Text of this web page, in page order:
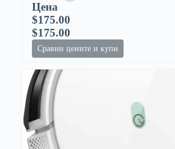
Цена
$175.00
$175.00
Сравни цените и купи